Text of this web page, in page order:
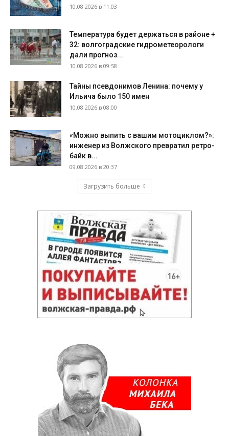
10.08.2026 в 11:03
Температура будет держаться в районе +
32: волгоградские гидрометеорологи
дали прогноз...
10.08.2026 в 09:58
Тайны псевдонимов Ленина: почему у
Ильича было 150 имен
10.08.2026 в 08:00
«Можно выпить с вашим мотоциклом?»:
инженер из Волжского превратил ретро-
байк в...
09.08.2026 в 20:37
Загрузить больше